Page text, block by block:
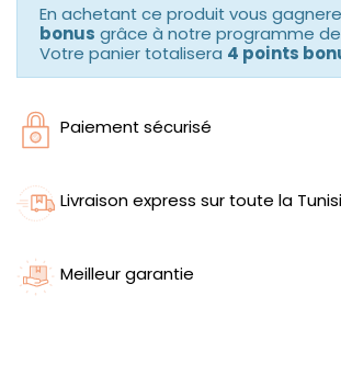
En achetant ce produit vous
bonus grâce à notre programme
Votre panier totalisera 4 points
Paiement sécurisé
Livraison express sur toute la
Meilleur garantie